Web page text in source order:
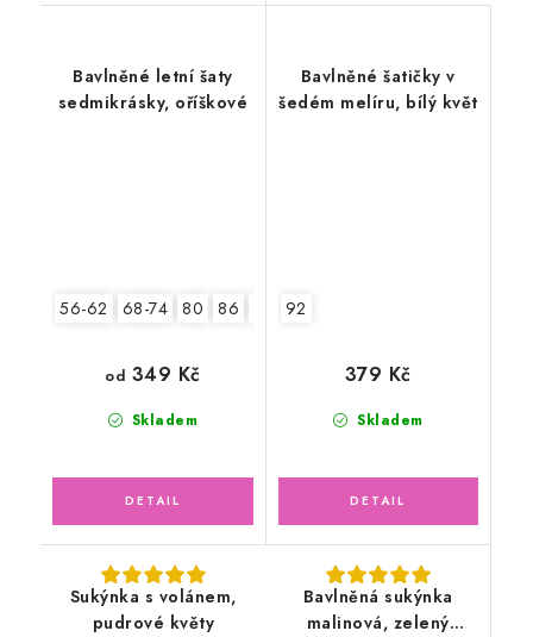
Bavlněné letní šaty
sedmikrásky, oříškové
56-62 68-74 80 86
Skladem
od 349 Kč
Bavlněné šatičky v
šedém melíru, bílý květ
92
Skladem
379 Kč
Sukýnka s volánem,
pudrové květy
Bavlněná sukýnka
malinová, zelený